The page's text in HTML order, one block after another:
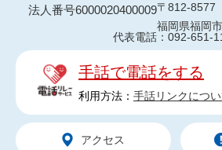
法人番号6000020400009〒812-8577
福岡県福岡
代表電話：092-651-
手話で電話をする
利用方法： 手話リンクにつ
アクセス